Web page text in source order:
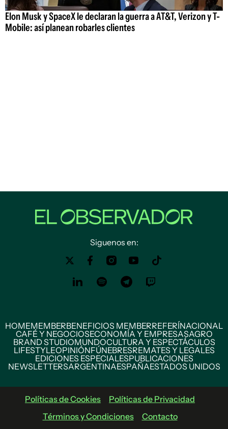
Elon Musk y SpaceX le declaran la guerra a AT&T, Verizon y T-
Mobile: así planean robarles clientes
Siguenos en:
HOMEMEMBERBENEFICIOS MEMBERREFERÍNACIONAL
CAFÉ Y NEGOCIOSECONOMÍA Y EMPRESASAGRO
BRAND STUDIOMUNDOCULTURA Y ESPECTÁCULOS
LIFESTYLEOPINIÓNFÚNEBRESREMATES Y LEGALES
EDICIONES ESPECIALESPUBLICACIONES
NEWSLETTERSARGENTINAESPAÑAESTADOS UNIDOS
Políticas de Cookies
Políticas de Privacidad
Términos y Condiciones
Contacto